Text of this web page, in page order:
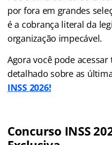
por fora em grandes
é a cobrança literal da
organização impecável.
Agora você pode
detalhado sobre as
INSS 2026!
Concurso INSS